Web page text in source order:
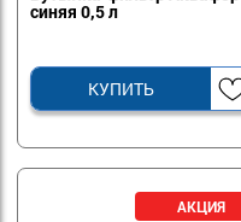
синяя 0,5 л
КУПИТЬ